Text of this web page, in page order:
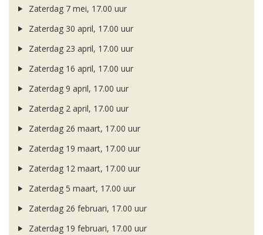
Zaterdag 7 mei, 17.00 uur
Zaterdag 30 april, 17.00 uur
Zaterdag 23 april, 17.00 uur
Zaterdag 16 april, 17.00 uur
Zaterdag 9 april, 17.00 uur
Zaterdag 2 april, 17.00 uur
Zaterdag 26 maart, 17.00 uur
Zaterdag 19 maart, 17.00 uur
Zaterdag 12 maart, 17.00 uur
Zaterdag 5 maart, 17.00 uur
Zaterdag 26 februari, 17.00 uur
Zaterdag 19 februari, 17.00 uur